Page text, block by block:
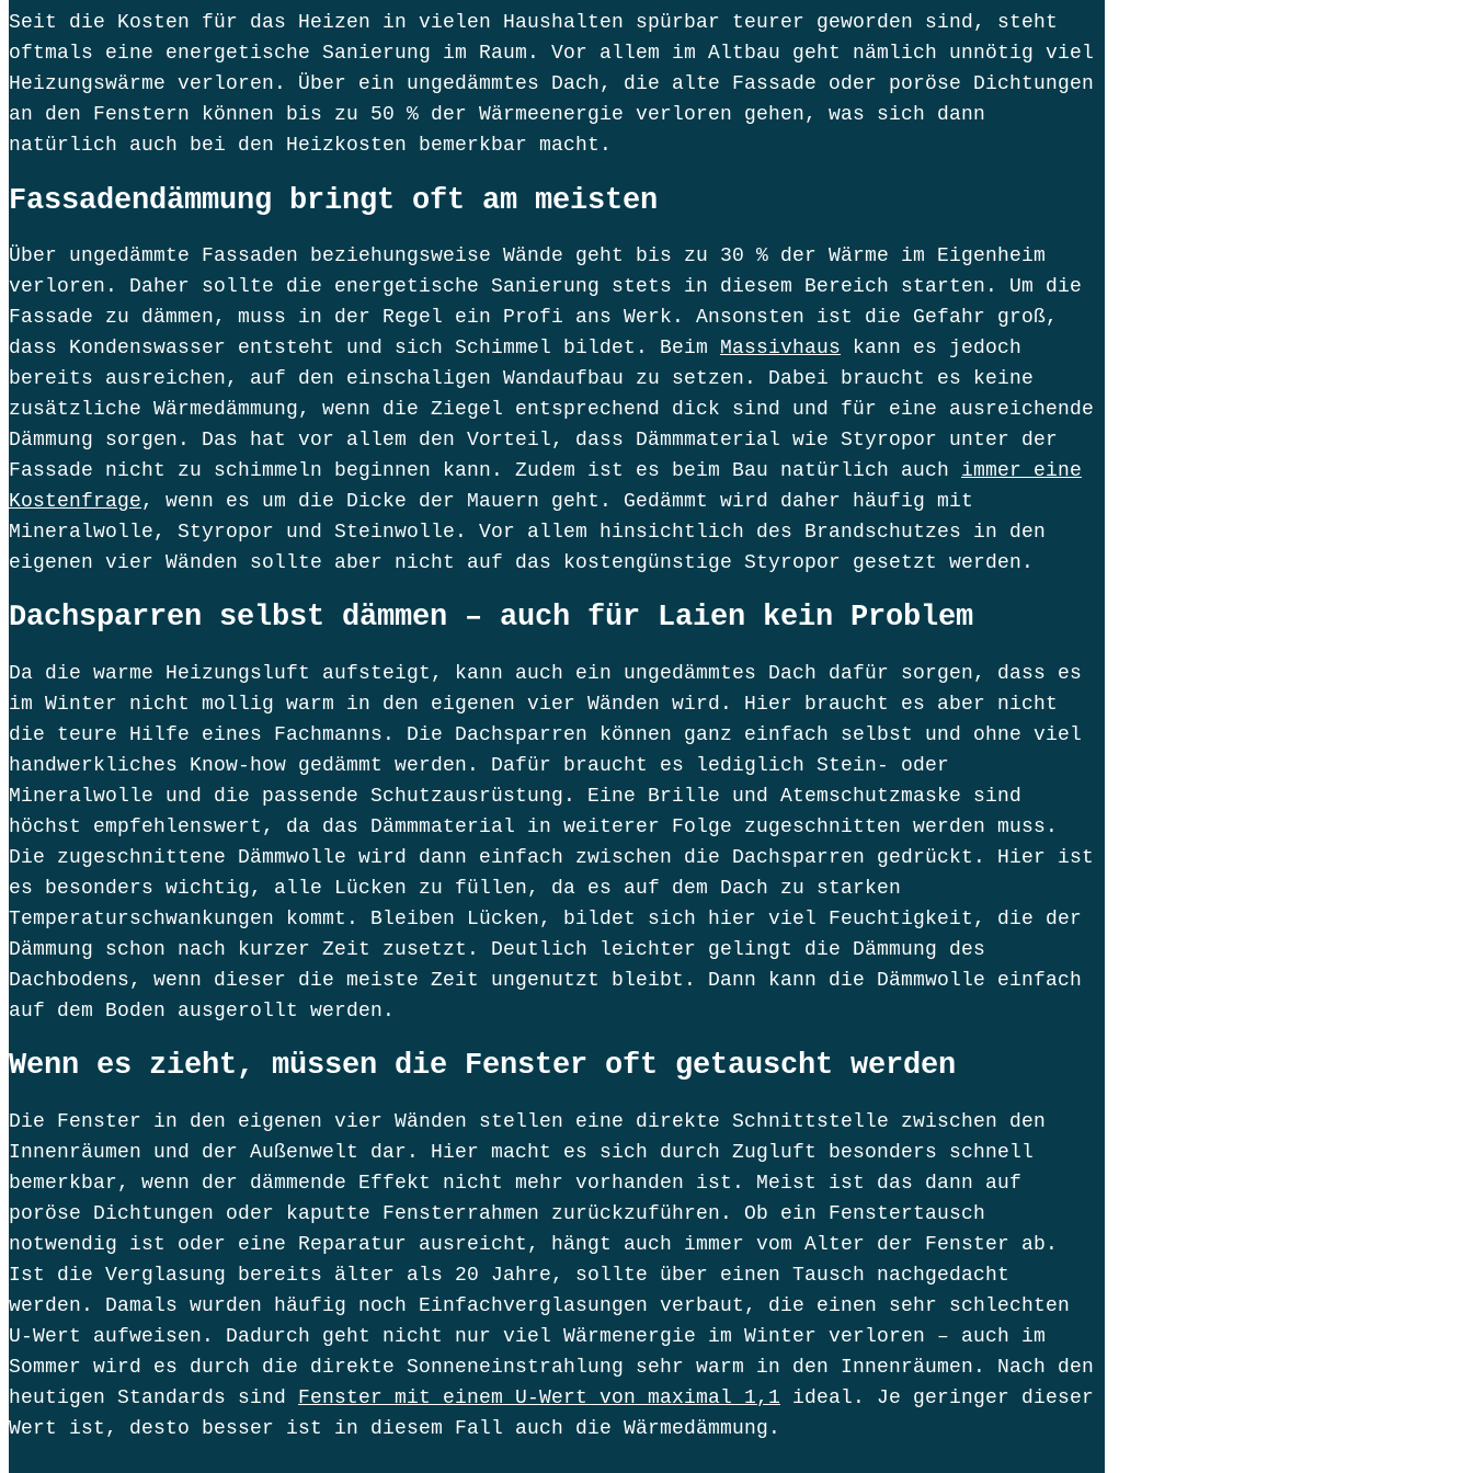
Seit die Kosten für das Heizen in vielen Haushalten spürbar teurer geworden sind, steht
oftmals eine energetische Sanierung im Raum. Vor allem im Altbau geht nämlich unnötig viel
Heizungswärme verloren. Über ein ungedämmtes Dach, die alte Fassade oder poröse Dichtungen
an den Fenstern können bis zu 50 % der Wärmeenergie verloren gehen, was sich dann
natürlich auch bei den Heizkosten bemerkbar macht.
Fassadendämmung bringt oft am meisten
Über ungedämmte Fassaden beziehungsweise Wände geht bis zu 30 % der Wärme im Eigenheim
verloren. Daher sollte die energetische Sanierung stets in diesem Bereich starten. Um die
Fassade zu dämmen, muss in der Regel ein Profi ans Werk. Ansonsten ist die Gefahr groß,
dass Kondenswasser entsteht und sich Schimmel bildet. Beim Massivhaus kann es jedoch
bereits ausreichen, auf den einschaligen Wandaufbau zu setzen. Dabei braucht es keine
zusätzliche Wärmedämmung, wenn die Ziegel entsprechend dick sind und für eine ausreichende
Dämmung sorgen. Das hat vor allem den Vorteil, dass Dämmmaterial wie Styropor unter der
Fassade nicht zu schimmeln beginnen kann. Zudem ist es beim Bau natürlich auch immer eine
Kostenfrage, wenn es um die Dicke der Mauern geht. Gedämmt wird daher häufig mit
Mineralwolle, Styropor und Steinwolle. Vor allem hinsichtlich des Brandschutzes in den
eigenen vier Wänden sollte aber nicht auf das kostengünstige Styropor gesetzt werden.
Dachsparren selbst dämmen – auch für Laien kein Problem
Da die warme Heizungsluft aufsteigt, kann auch ein ungedämmtes Dach dafür sorgen, dass es
im Winter nicht mollig warm in den eigenen vier Wänden wird. Hier braucht es aber nicht
die teure Hilfe eines Fachmanns. Die Dachsparren können ganz einfach selbst und ohne viel
handwerkliches Know-how gedämmt werden. Dafür braucht es lediglich Stein- oder
Mineralwolle und die passende Schutzausrüstung. Eine Brille und Atemschutzmaske sind
höchst empfehlenswert, da das Dämmmaterial in weiterer Folge zugeschnitten werden muss.
Die zugeschnittene Dämmwolle wird dann einfach zwischen die Dachsparren gedrückt. Hier ist
es besonders wichtig, alle Lücken zu füllen, da es auf dem Dach zu starken
Temperaturschwankungen kommt. Bleiben Lücken, bildet sich hier viel Feuchtigkeit, die der
Dämmung schon nach kurzer Zeit zusetzt. Deutlich leichter gelingt die Dämmung des
Dachbodens, wenn dieser die meiste Zeit ungenutzt bleibt. Dann kann die Dämmwolle einfach
auf dem Boden ausgerollt werden.
Wenn es zieht, müssen die Fenster oft getauscht werden
Die Fenster in den eigenen vier Wänden stellen eine direkte Schnittstelle zwischen den
Innenräumen und der Außenwelt dar. Hier macht es sich durch Zugluft besonders schnell
bemerkbar, wenn der dämmende Effekt nicht mehr vorhanden ist. Meist ist das dann auf
poröse Dichtungen oder kaputte Fensterrahmen zurückzuführen. Ob ein Fenstertausch
notwendig ist oder eine Reparatur ausreicht, hängt auch immer vom Alter der Fenster ab.
Ist die Verglasung bereits älter als 20 Jahre, sollte über einen Tausch nachgedacht
werden. Damals wurden häufig noch Einfachverglasungen verbaut, die einen sehr schlechten
U-Wert aufweisen. Dadurch geht nicht nur viel Wärmenergie im Winter verloren – auch im
Sommer wird es durch die direkte Sonneneinstrahlung sehr warm in den Innenräumen. Nach den
heutigen Standards sind Fenster mit einem U-Wert von maximal 1,1 ideal. Je geringer dieser
Wert ist, desto besser ist in diesem Fall auch die Wärmedämmung.